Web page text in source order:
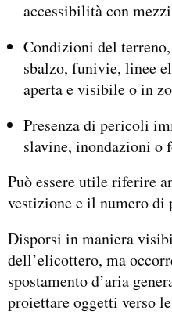
accessibilità con
Condizioni del
sbalzo, funivie, linee
aperta e visibile o in
Presenza di pericoli
slavine, inondazioni o
Può essere utile riferire
vestizione e il numero di
Disporsi in maniera
dell’elicottero, ma
spostamento d’aria
proiettare oggetti verso